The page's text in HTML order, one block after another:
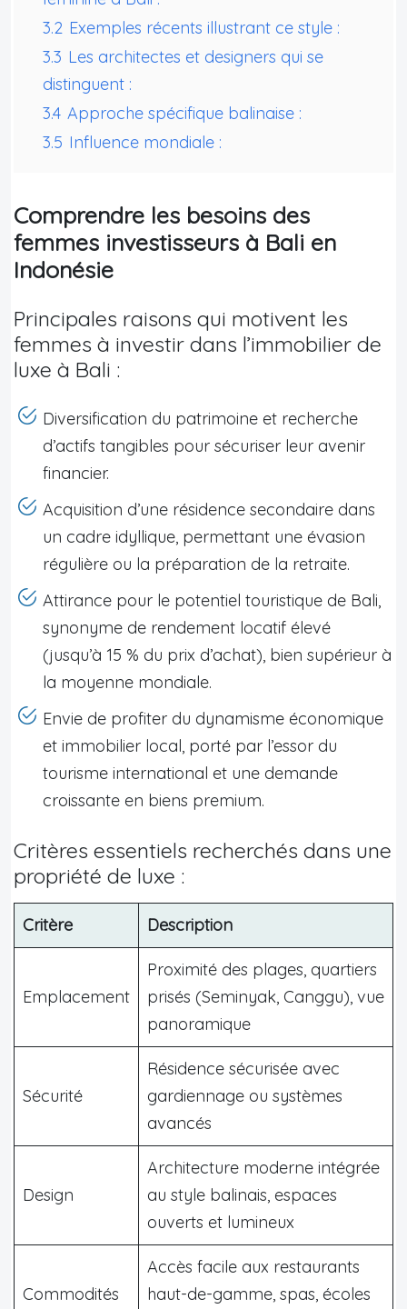
3.2 Exemples récents illustrant ce style :
3.3 Les architectes et designers qui se
distinguent :
3.4 Approche spécifique balinaise :
3.5 Influence mondiale :
Comprendre les besoins des
femmes investisseurs à Bali en
Indonésie
Principales raisons qui motivent les
femmes à investir dans l’immobilier de
luxe à Bali :
Diversification du patrimoine et recherche
d’actifs tangibles pour sécuriser leur avenir
financier.
Acquisition d’une résidence secondaire dans
un cadre idyllique, permettant une évasion
régulière ou la préparation de la retraite.
Attirance pour le potentiel touristique de Bali,
synonyme de rendement locatif élevé
(jusqu’à 15 % du prix d’achat), bien supérieur à
la moyenne mondiale.
Envie de profiter du dynamisme économique
et immobilier local, porté par l’essor du
tourisme international et une demande
croissante en biens premium.
Critères essentiels recherchés dans une
propriété de luxe :
Critère Description
Emplacement
Proximité des plages, quartiers
prisés (Seminyak, Canggu), vue
panoramique
Sécurité
Résidence sécurisée avec
gardiennage ou systèmes
avancés
Design
Architecture moderne intégrée
au style balinais, espaces
ouverts et lumineux
Commodités
Accès facile aux restaurants
haut-de-gamme, spas, écoles